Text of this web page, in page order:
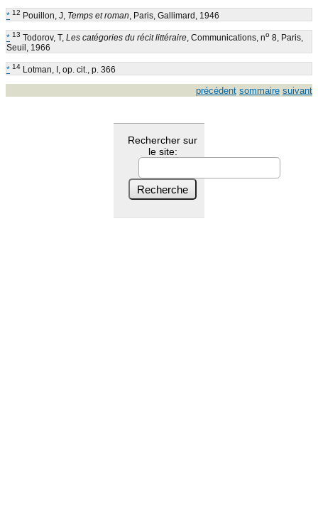
* 12 Pouillon, J, Temps et roman, Paris, Gallimard, 1946
* 13 Todorov, T, Les catégories du récit littéraire, Communications, no 8, Paris,
Seuil, 1966
* 14 Lotman, I, op. cit., p. 366
précédent sommaire suivant
Rechercher sur
le site: